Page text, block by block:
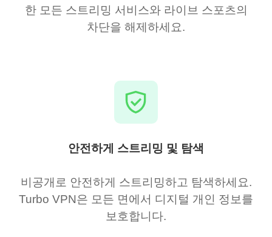
한 모든 스트리밍 서비스와 라이브 스포츠의
차단을 해제하세요.
안전하게 스트리밍 및 탐색
비공개로 안전하게 스트리밍하고 탐색하세요.
Turbo VPN은 모든 면에서 디지털 개인 정보를
보호합니다.